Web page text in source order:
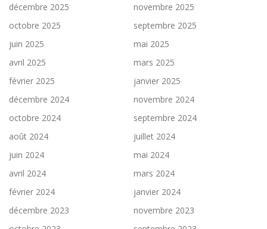
décembre 2025
novembre 2025
octobre 2025
septembre 2025
juin 2025
mai 2025
avril 2025
mars 2025
février 2025
janvier 2025
décembre 2024
novembre 2024
octobre 2024
septembre 2024
août 2024
juillet 2024
juin 2024
mai 2024
avril 2024
mars 2024
février 2024
janvier 2024
décembre 2023
novembre 2023